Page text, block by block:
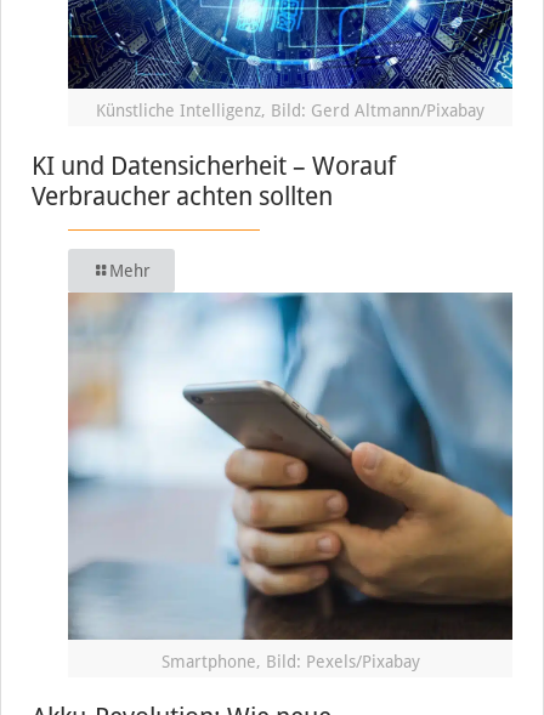
Künstliche Intelligenz, Bild: Gerd Altmann/Pixabay
KI und Datensicherheit – Worauf
Verbraucher achten sollten
Mehr
Smartphone, Bild: Pexels/Pixabay